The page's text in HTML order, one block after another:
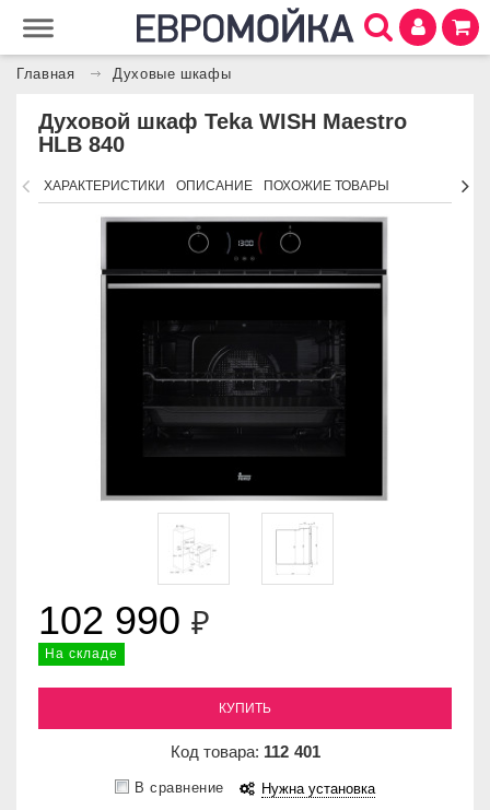
Главная Духовые шкафы
Духовой шкаф Teka WISH Maestro
HLB 840
ХАРАКТЕРИСТИКИ ОПИСАНИЕ ПОХОЖИЕ ТОВАРЫ
102 990 ₽
На складе
КУПИТЬ
Код товара: 112 401
В сравнение Нужна установка